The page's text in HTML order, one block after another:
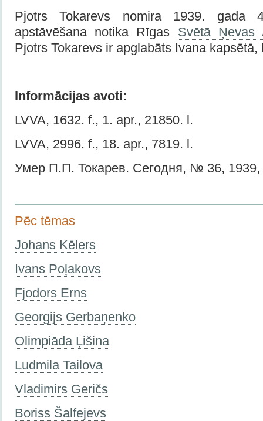
Pjotrs Tokarevs nomira 1939. gada
apstāvēšana notika Rīgas Svētā Ņevas
Pjotrs Tokarevs ir apglabāts Ivana kapsētā,
Informācijas avoti:
LVVA, 1632. f., 1. apr., 21850. l.
LVVA, 2996. f., 18. apr., 7819. l.
Умер П.П. Токарев. Сегодня, № 36,
Pēc tēmas
Johans Kēlers
Ivans Poļakovs
Fjodors Erns
Georgijs Gerbaņenko
Olimpiāda Ļišina
Ludmila Tailova
Vladimirs Geričs
Boriss Šalfejevs